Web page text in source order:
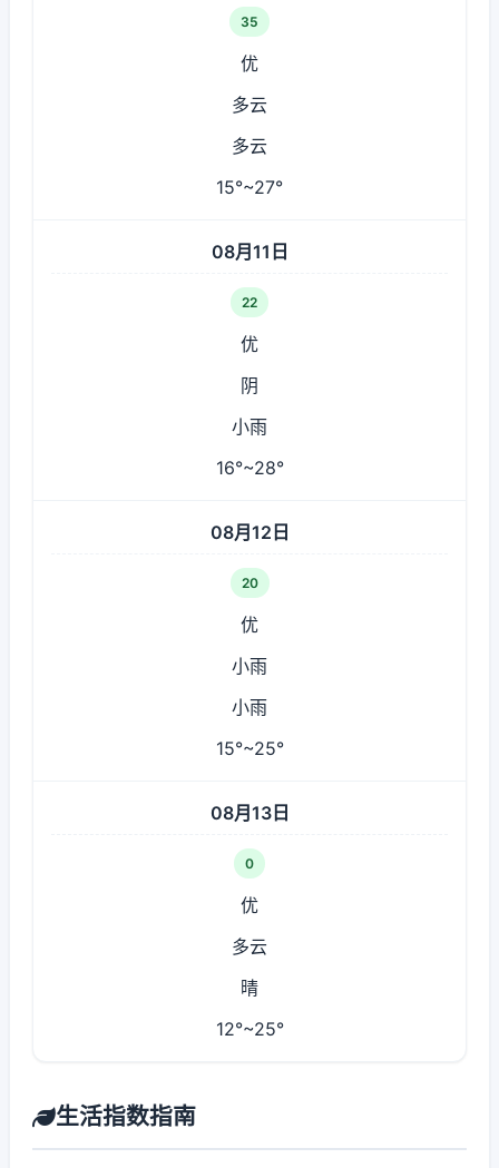
35
优
多云
多云
15°~27°
08月11日
22
优
阴
小雨
16°~28°
08月12日
20
优
小雨
小雨
15°~25°
08月13日
0
优
多云
晴
12°~25°
生活指数指南